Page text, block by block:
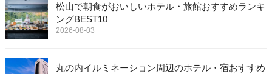
松山で朝食がおいしいホテル・旅館おすすめランキ
ングBEST10
2026-08-03
丸の内イルミネーション周辺のホテル・宿おすすめ